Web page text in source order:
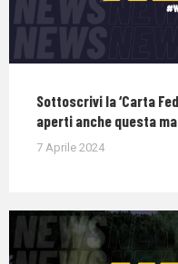
Sottoscrivi la ‘Carta
aperti anche questa
7 Aprile 2024